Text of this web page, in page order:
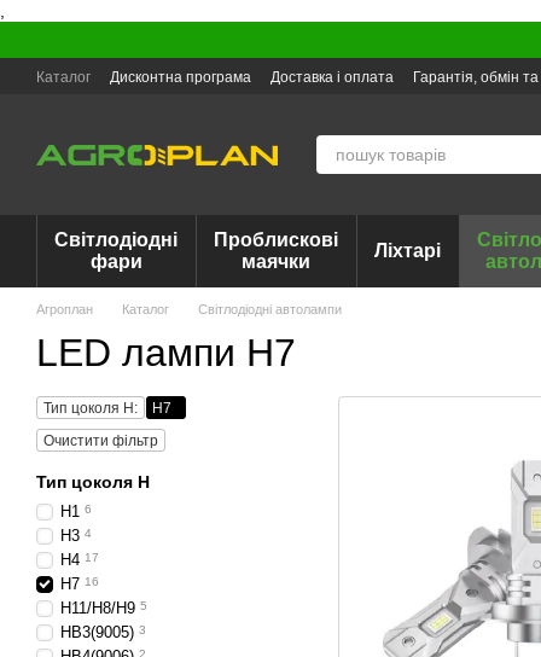
Каталог Дисконтна програма Доставка і оплата Гарантія, обмін
Світлодіодні
фари
Проблискові
маячки
Ліхтарі
Агроплан Каталог Світлодіодні автолампи
LED лампи H7
Тип цоколя H:
H7
Очистити фільтр
Тип цоколя H
H1 6
H3 4
H4 17
H7 16
H11/Н8/Н9 5
HB3(9005) 3
2